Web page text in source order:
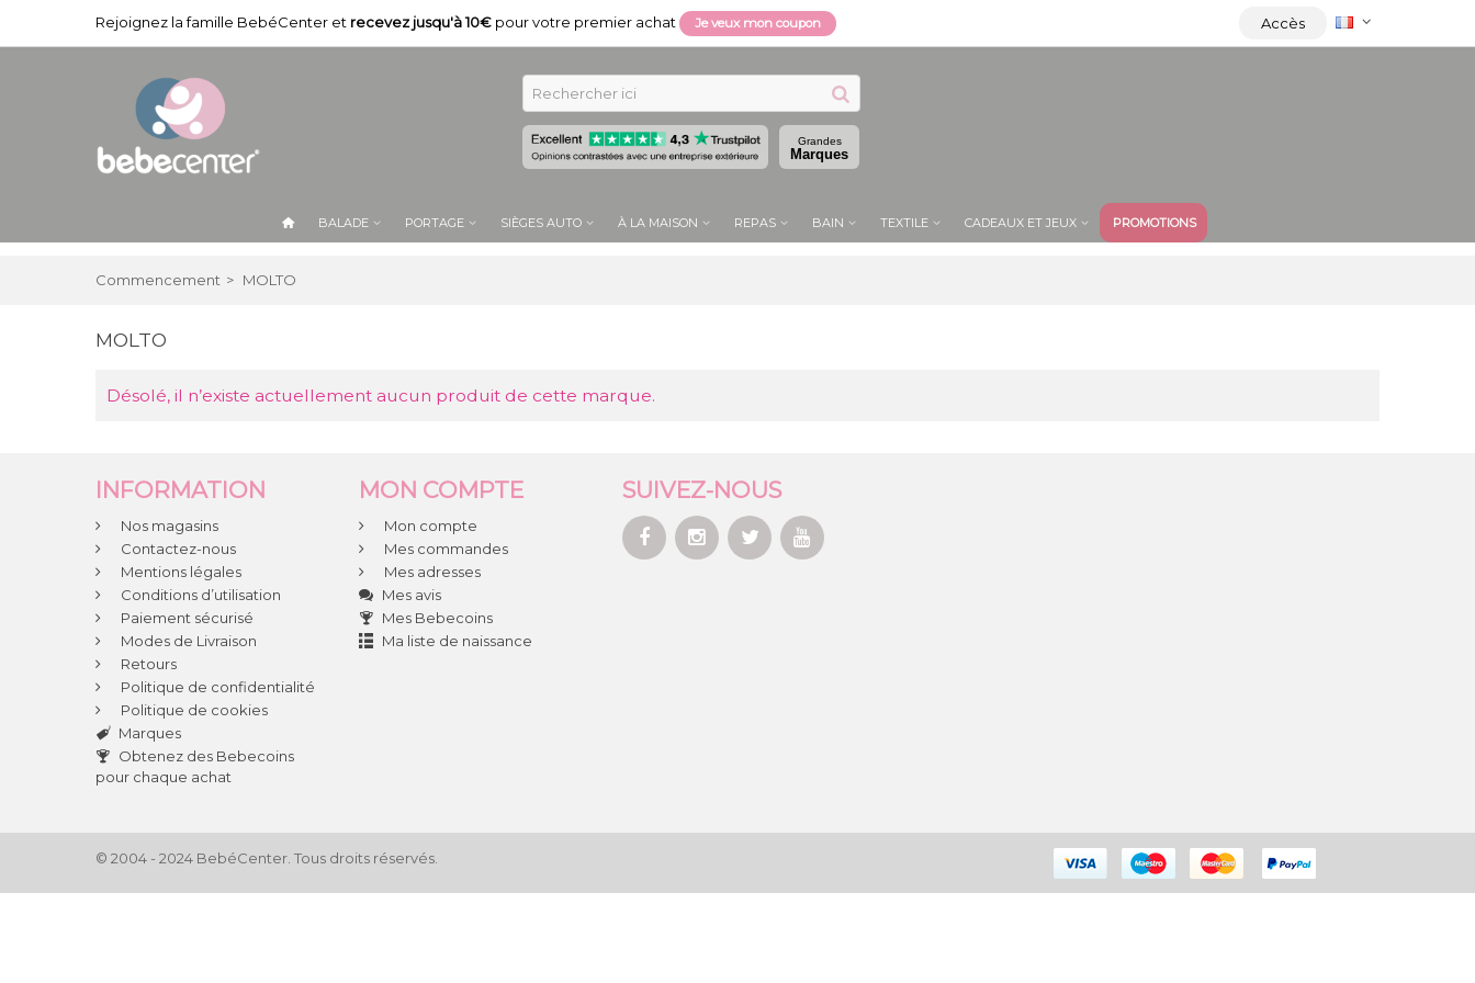
Rejoignez la famille BebéCenter et recevez jusqu'à 10€ pour votre premier achat Je veux mon coupon Accès
Grandes
Marques
BALADE PORTAGE SIÈGES AUTO À LA MAISON REPAS BAIN TEXTILE CADEAUX ET JEUX PROMOTIONS
Commencement > MOLTO
MOLTO
Désolé, il n’existe actuellement aucun produit de cette marque.
INFORMATION
Nos magasins
Contactez-nous
Mentions légales
Conditions d’utilisation
Paiement sécurisé
Modes de Livraison
Retours
Politique de confidentialité
Politique de cookies
Marques
Obtenez des Bebecoins
pour chaque achat
MON COMPTE
Mon compte
Mes commandes
Mes adresses
Mes avis
Mes Bebecoins
Ma liste de naissance
SUIVEZ-NOUS
© 2004 - 2024 BebéCenter. Tous droits réservés.